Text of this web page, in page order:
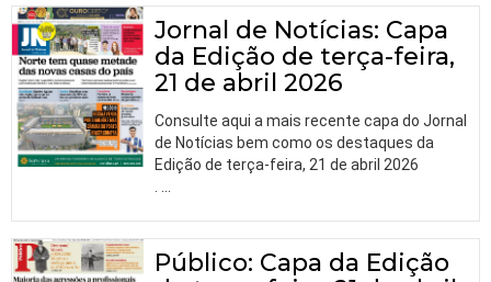
Jornal de Notícias: Capa
da Edição de terça-feira,
21 de abril 2026
Consulte aqui a mais recente capa do Jornal
de Notícias bem como os destaques da
Edição de terça-feira, 21 de abril 2026
Público: Capa da Edição